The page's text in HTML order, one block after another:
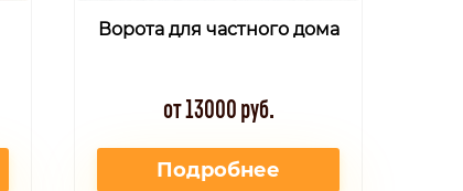
Ворота для частного дома
от 13000 руб.
Подробнее